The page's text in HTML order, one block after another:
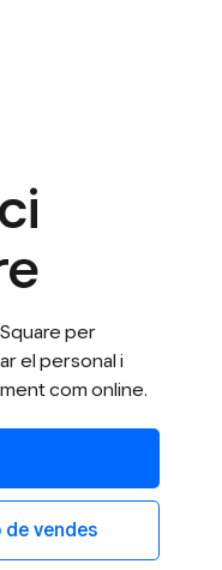
per
el personal i
com online.
de vendes